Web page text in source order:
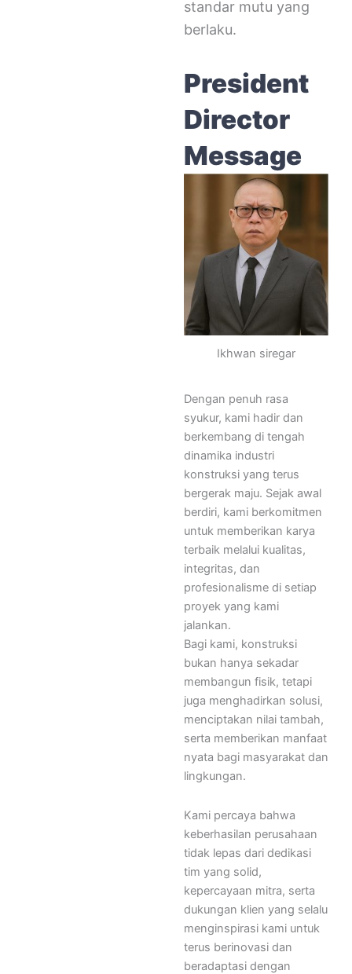
standar mutu yang
berlaku.
President
Director
Message
Ikhwan siregar
Dengan penuh rasa
syukur, kami hadir dan
berkembang di tengah
dinamika industri
konstruksi yang terus
bergerak maju. Sejak awal
berdiri, kami berkomitmen
untuk memberikan karya
terbaik melalui kualitas,
integritas, dan
profesionalisme di setiap
proyek yang kami
jalankan.
Bagi kami, konstruksi
bukan hanya sekadar
membangun fisik, tetapi
juga menghadirkan solusi,
menciptakan nilai tambah,
serta memberikan manfaat
nyata bagi masyarakat dan
lingkungan.
Kami percaya bahwa
keberhasilan perusahaan
tidak lepas dari dedikasi
tim yang solid,
kepercayaan mitra, serta
dukungan klien yang selalu
menginspirasi kami untuk
terus berinovasi dan
beradaptasi dengan